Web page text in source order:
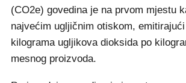
(CO2e) govedina je na prvom mjestu
najvećim ugljičnim otiskom,
kilograma ugljikova dioksida po
mesnog proizvoda.